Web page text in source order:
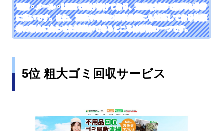
電話・メール・LINEで受け付けており、迅速な対応で評判も非常
に良いです。また、深夜や早朝の回収作業にも対応しており依頼
者の都合に合わせた対応ができるところは特徴の一つです。
5位 粗大ゴミ回収サービス